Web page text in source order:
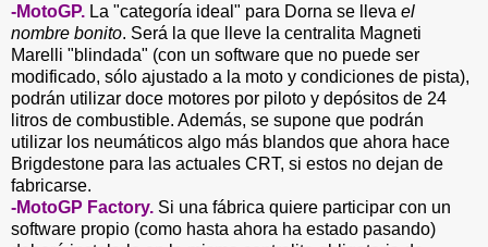
-MotoGP. La "categoría ideal" para Dorna se lleva el
nombre bonito. Será la que lleve la centralita Magneti
Marelli "blindada" (con un software que no puede ser
modificado, sólo ajustado a la moto y condiciones de pista),
podrán utilizar doce motores por piloto y depósitos de 24
litros de combustible. Además, se supone que podrán
utilizar los neumáticos algo más blandos que ahora hace
Brigdestone para las actuales CRT, si estos no dejan de
fabricarse.
-MotoGP Factory. Si una fábrica quiere participar con un
software propio (como hasta ahora ha estado pasando)